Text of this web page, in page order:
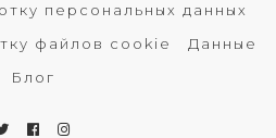
персональных данных
файлов cookie
Данные
Блог